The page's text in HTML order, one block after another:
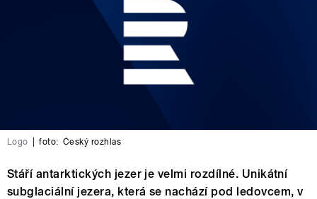
Logo foto: Český rozhlas
Stáří antarktických jezer je velmi rozdílné. Unikátní
subglaciální jezera, která se nachází pod ledovcem, v